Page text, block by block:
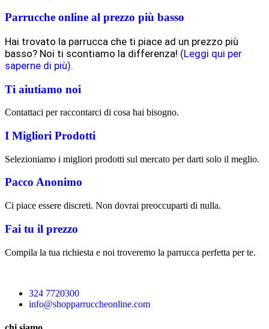
Parrucche online al prezzo più basso
Hai trovato la parrucca che ti piace ad un prezzo più
basso? Noi ti scontiamo la differenza! (Leggi qui per
saperne di più).
Ti aiutiamo noi
Contattaci per raccontarci di cosa hai bisogno.
I Migliori Prodotti
Selezioniamo i migliori prodotti sul mercato per darti solo il meglio.
Pacco Anonimo
Ci piace essere discreti. Non dovrai preoccuparti di nulla.
Fai tu il prezzo
Compila la tua richiesta e noi troveremo la parrucca perfetta per te.
324 7720300
info@shopparruccheonline.com